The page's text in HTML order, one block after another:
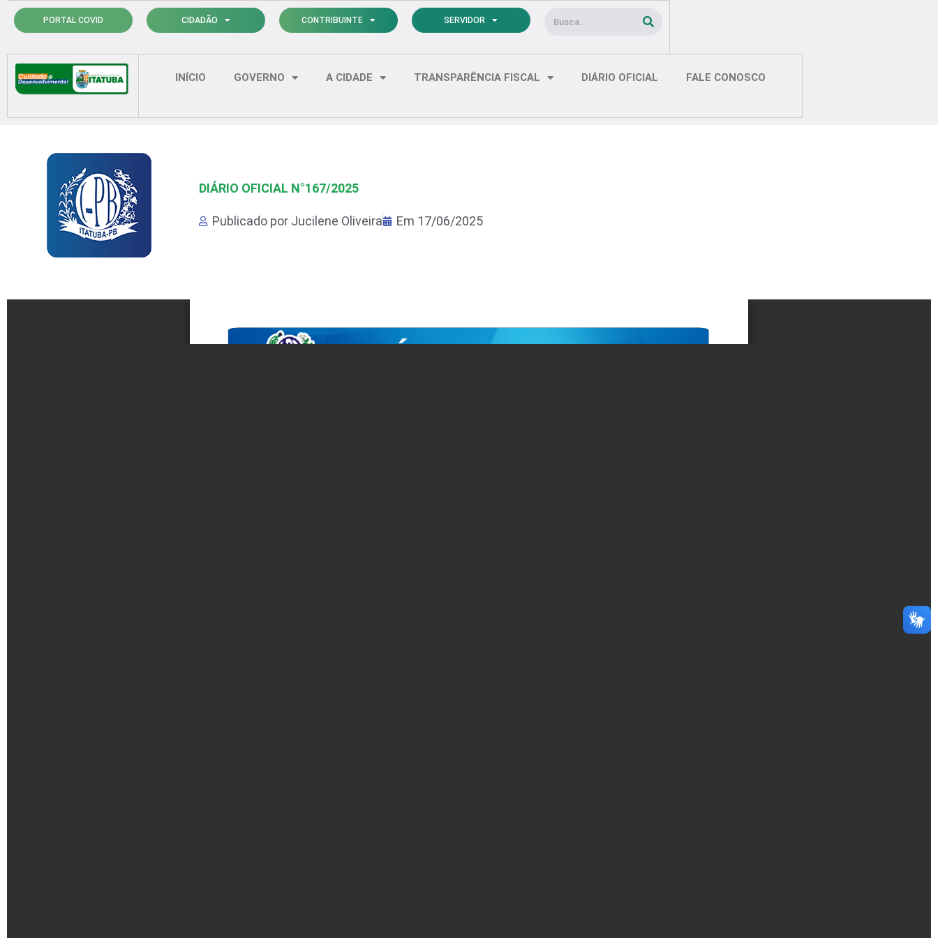
para
conteúdo
PORTAL COVID CIDADÃO CONTRIBUINTE SERVIDOR Pesquisar
INÍCIO GOVERNO A CIDADE TRANSPARÊNCIA FISCAL DIÁRIO OFICIAL FALE CONOSCO
DIÁRIO OFICIAL N°167/2025
Publicado por Jucilene Oliveira Em 17/06/2025